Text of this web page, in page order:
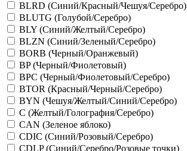
BLRD (Синий/Красный/Чешуя/Серебро)
BLUTG (Голубой/Серебро)
BLY (Синий/Желтый/Серебро)
BLZN (Синий/Зеленый/Серебро)
BORB (Черный/Оранжевый)
BP (Черный/Фиолетовый)
BPC (Черный/Фиолетовый/Серебро)
BTOR (Красный/Черный/Серебро)
BYN (Чешуя/Желтый/Синий/Серебро)
C (Желтый/Голография/Серебро)
CAN (Зеленое яблоко)
CDIC (Синий/Розовый/Серебро)
CDLP (Синий/Серебро/Розовые точки)